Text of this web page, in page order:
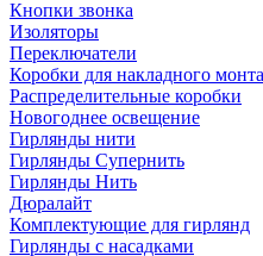
Кнопки звонка
Изоляторы
Переключатели
Коробки для накладного
Распределительные коробки
Новогоднее освещение
Гирлянды нити
Гирлянды Супернить
Гирлянды Нить
Дюралайт
Комплектующие для гирлянд
Гирлянды с насадками